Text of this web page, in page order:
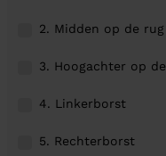
2. Midden op de rug
3. Hoogachter op
4. Linkerborst
5. Rechterborst